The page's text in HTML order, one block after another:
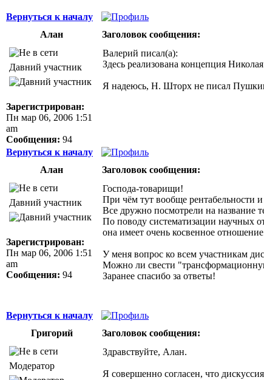
Вернуться к началу
Алан
Заголовок сообщения:
Давний участник
Зарегистрирован:
Пн мар 06, 2006 1:51
am
Сообщения: 94
Валерий писал(а):
Здесь реализована концепция
Я надеюсь, H. Шторх не писал
Вернуться к началу
Алан
Заголовок сообщения:
Давний участник
Зарегистрирован:
Пн мар 06, 2006 1:51
am
Сообщения: 94
Господа-товарищи!
При чём тут вообще рентабельности
Все дружно посмотрели на
По поводу систематизации научных
она имеет очень косвенное
У меня вопрос ко всем участникам
Можно ли свести
Заранее спасибо за ответы!
Вернуться к началу
Григорий
Заголовок сообщения:
Модератор
Здравствуйте, Алан.
Я совершенно согласен, что